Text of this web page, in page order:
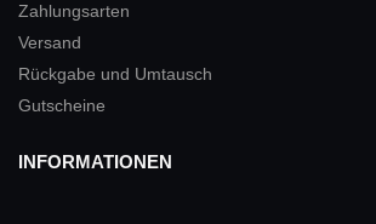
Zahlungsarten
Versand
Rückgabe und Umtausch
Gutscheine
INFORMATIONEN